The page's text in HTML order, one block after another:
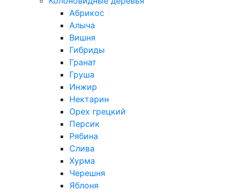
Абрикос
Алыча
Вишня
Гибриды
Гранат
Груша
Инжир
Нектарин
Орех грецкий
Персик
Рябина
Слива
Хурма
Черешня
Яблоня